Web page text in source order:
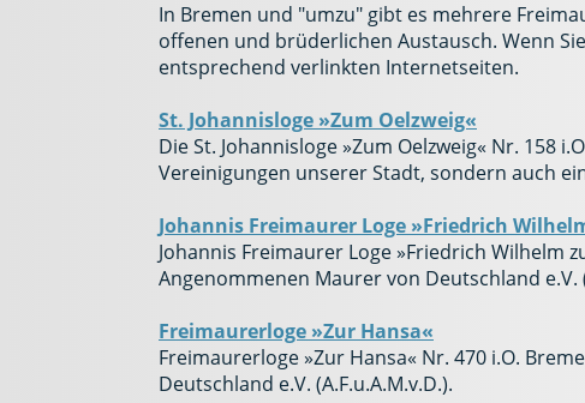
In Bremen und "umzu" gibt es mehrere
offenen und brüderlichen Austausch. Wenn
entsprechend verlinkten Internetseiten.
St. Johannisloge »Zum Oelzweig«
Die St. Johannisloge »Zum Oelzweig« Nr. 158
Vereinigungen unserer Stadt, sondern auch
Johannis Freimaurer Loge »Friedrich
Johannis Freimaurer Loge »Friedrich Wilhelm
Angenommenen Maurer von Deutschland e.V.
Freimaurerloge »Zur Hansa«
Freimaurerloge »Zur Hansa« Nr. 470 i.O.
Deutschland e.V. (A.F.u.A.M.v.D.).